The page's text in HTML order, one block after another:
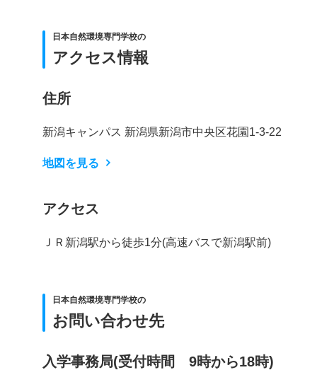
日本自然環境専門学校の
アクセス情報
住所
新潟キャンパス 新潟県新潟市中央区花園1-3-22
地図を見る
アクセス
ＪＲ新潟駅から徒歩1分(高速バスで新潟駅前)
日本自然環境専門学校の
お問い合わせ先
入学事務局(受付時間 9時から18時)